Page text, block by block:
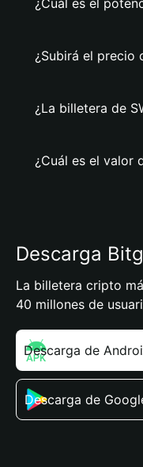
¿Cuál es el
¿Subirá el precio
¿La billetera de
¿Cuál es el valor
Descarga
La billetera cripto
40 millones de
Descarga de
Descarga de